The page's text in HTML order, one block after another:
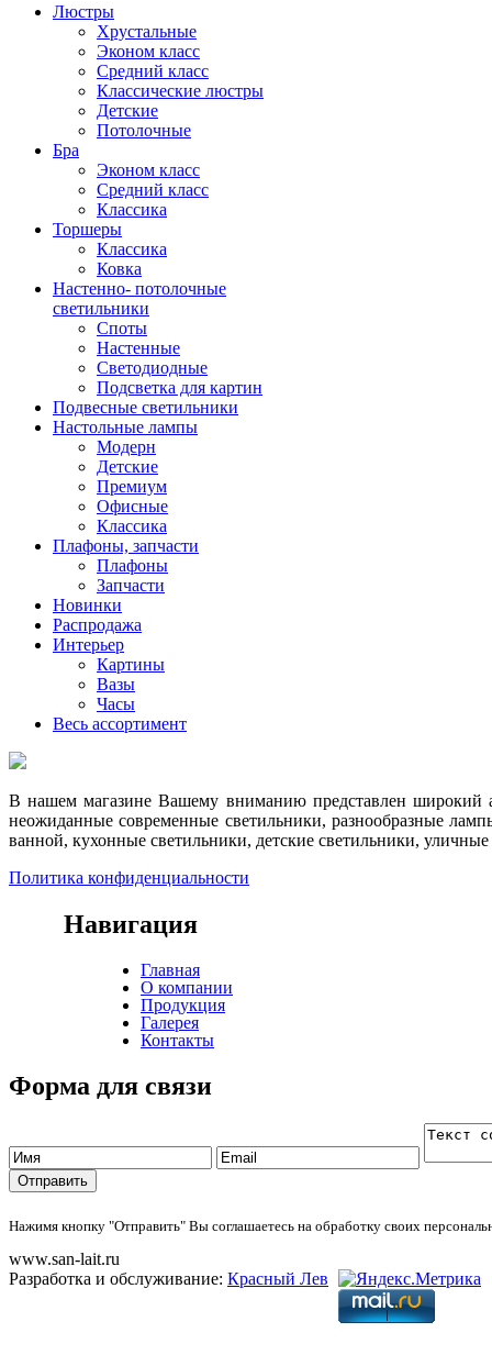
Люстры
Хрустальные
Эконом класс
Средний класс
Классические люстры
Детские
Потолочные
Бра
Эконом класс
Средний класс
Классика
Торшеры
Классика
Ковка
Настенно- потолочные
светильники
Споты
Настенные
Светодиодные
Подсветка для картин
Подвесные светильники
Настольные лампы
Модерн
Детские
Премиум
Офисные
Классика
Плафоны, запчасти
Плафоны
Запчасти
Новинки
Распродажа
Интерьер
Картины
Вазы
Часы
Весь ассортимент
В нашем магазине Вашему вниманию представлен широкий
неожиданные современные светильники, разнообразные
ванной, кухонные светильники, детские светильники,
Политика конфиденциальности
Навигация
Главная
О компании
Продукция
Галерея
Контакты
Форма для связи
Нажимя кнопку "Отправить" Вы соглашаетесь на обработку своих
www.san-lait.ru
Разработка и обслуживание: Красный Лев